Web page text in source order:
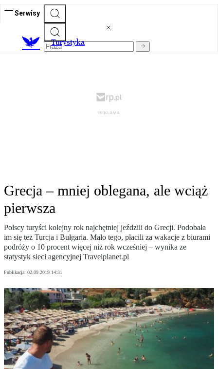
Serwisy
Turystyka
Grecja – mniej oblegana, ale wciąż
pierwsza
Polscy turyści kolejny rok najchętniej jeździli do Grecji. Podobała
im się też Turcja i Bułgaria. Mało tego, płacili za wakacje z biurami
podróży o 10 procent więcej niż rok wcześniej – wynika ze
statystyk sieci agencyjnej Travelplanet.pl
Publikacja: 02.09.2019 14:31